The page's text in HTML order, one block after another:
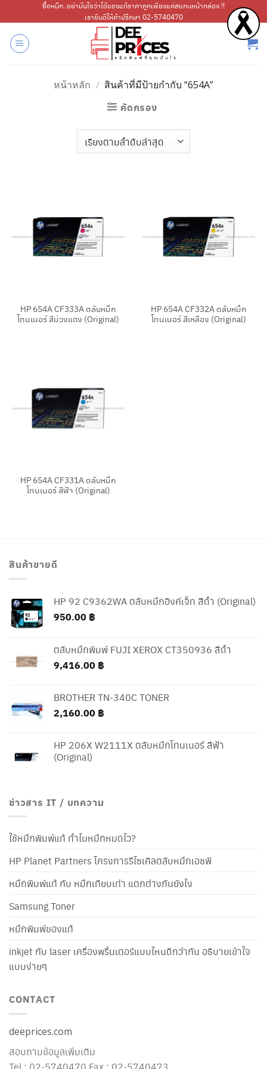
ไป
เนื้อหา
ซื้อหมึก..อย่ามั่นใจว่าได้ของแท้ราคาถูกเพียงแค่สแกนหน้ากล่อง !!
เรายินดีให้คำปรึกษา 02-5740470
หน้าหลัก / สินค้าที่มีป้ายกำกับ “654A”
คัดกรอง
HP 654A CF333A ตลับหมึก
โทนเนอร์ สีม่วงแดง (Original)
HP 654A CF332A ตลับหมึก
โทนเนอร์ สีเหลือง (Original)
HP 654A CF331A ตลับหมึก
โทนเนอร์ สีฟ้า (Original)
สินค้าขายดี
HP 92 C9362WA ตลับหมึกอิงค์เจ็ท สีดำ (Original)
950.00 ฿
ตลับหมึกพิมพ์ FUJI XEROX CT350936 สีดำ
9,416.00 ฿
BROTHER TN-340C TONER
2,160.00 ฿
HP 206X W2111X ตลับหมึกโทนเนอร์ สีฟ้า
(Original)
ข่าวสาร IT / บทความ
ใช้หมึกพิมพ์แท้ ทำไมหมึกหมดไว?
HP Planet Partners โครงการรีไซเคิลตลับหมึกเอชพี
หมึกพิมพ์แท้ กับ หมึกเทียบเท่า แตกต่างกันยังไง
Samsung Toner
หมึกพิมพ์ของแท้
inkjet กับ laser เครื่องพริ้นเตอร์แบบไหนดีกว่ากัน อธิบายเข้าใจ
แบบง่ายๆ
CONTACT
deeprices.com
สอบถามข้อมูลเพิ่มเติม